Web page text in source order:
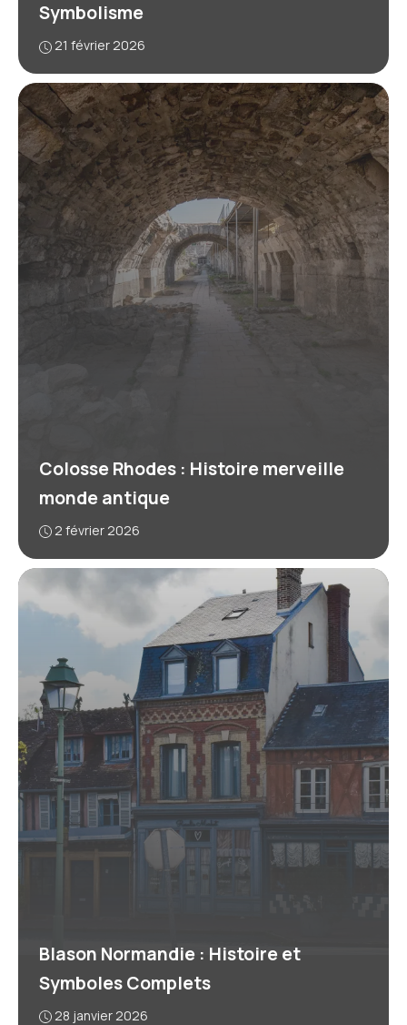
Symbolisme
21 février 2026
Colosse Rhodes : Histoire merveille
monde antique
2 février 2026
Blason Normandie : Histoire et
Symboles Complets
28 janvier 2026